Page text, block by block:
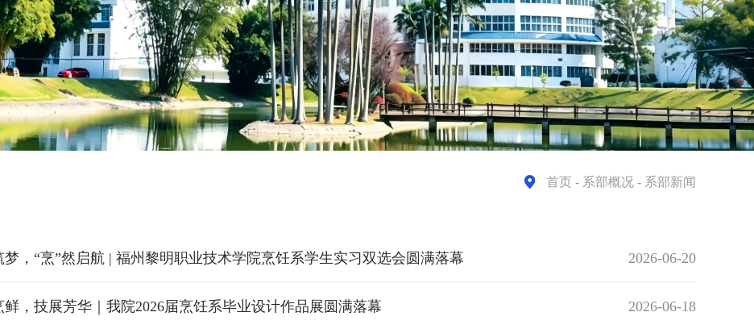
首页 - 系部概况 - 系部新闻
梦，“烹”然启航 | 福州黎明职业技术学院烹饪系学生实习双选会圆满落幕 2026-06-20
鲜，技展芳华｜我院2026届烹饪系毕业设计作品展圆满落幕 2026-06-18